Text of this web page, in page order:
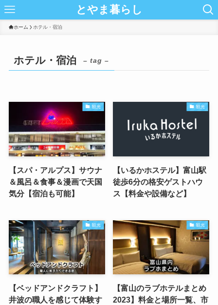
とやま暮らし
ホーム ホテル・宿泊
ホテル・宿泊 – tag –
観光
【スパ・アルプス】サウナ
＆風呂＆食事＆漫画で天国
気分【宿泊も可能】
観光
【いるかホステル】富山駅
徒歩6分の格安ゲストハウ
ス【料金や設備など】
観光
【ベッドアンドクラフト】
井波の職人を感じて体験す
観光
【富山のラブホテルまとめ
2023】料金と場所一覧、市